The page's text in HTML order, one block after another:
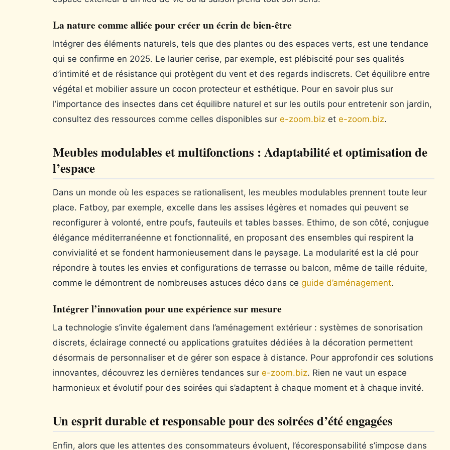
La nature comme alliée pour créer un écrin de bien-être
Intégrer des éléments naturels, tels que des plantes ou des espaces verts, est une tendance
qui se confirme en 2025. Le laurier cerise, par exemple, est plébiscité pour ses qualités
d’intimité et de résistance qui protègent du vent et des regards indiscrets. Cet équilibre entre
végétal et mobilier assure un cocon protecteur et esthétique. Pour en savoir plus sur
l’importance des insectes dans cet équilibre naturel et sur les outils pour entretenir son jardin,
consultez des ressources comme celles disponibles sure-zoom.biz ete-zoom.biz.
Meubles modulables et multifonctions : Adaptabilité et optimisation de
l’espace
Dans un monde où les espaces se rationalisent, les meubles modulables prennent toute leur
place. Fatboy, par exemple, excelle dans les assises légères et nomades qui peuvent se
reconfigurer à volonté, entre poufs, fauteuils et tables basses. Ethimo, de son côté, conjugue
élégance méditerranéenne et fonctionnalité, en proposant des ensembles qui respirent la
convivialité et se fondent harmonieusement dans le paysage. La modularité est la clé pour
répondre à toutes les envies et configurations de terrasse ou balcon, même de taille réduite,
comme le démontrent de nombreuses astuces déco dans ce guide d’aménagement.
Intégrer l’innovation pour une expérience sur mesure
La technologie s’invite également dans l’aménagement extérieur : systèmes de sonorisation
discrets, éclairage connecté ou applications gratuites dédiées à la décoration permettent
désormais de personnaliser et de gérer son espace à distance. Pour approfondir ces solutions
innovantes, découvrez les dernières tendances sure-zoom.biz. Rien ne vaut un espace
harmonieux et évolutif pour des soirées qui s’adaptent à chaque moment et à chaque invité.
Un esprit durable et responsable pour des soirées d’été engagées
Enfin, alors que les attentes des consommateurs évoluent, l’écoresponsabilité s’impose dans